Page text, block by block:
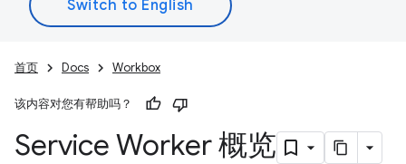
首页 Docs Workbox
该内容对您有帮助吗？
Service Worker 概览